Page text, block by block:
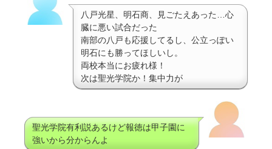
八戸光星、明石商、見ごたえあった…心
臓に悪い試合だった
南部の八戸も応援してるし、公立っぽい
明石にも勝ってほしいし。
両校本当にお疲れ様！
次は聖光学院か！集中力が
聖光学院有利説あるけど報徳は甲子園に
強いから分からんよ